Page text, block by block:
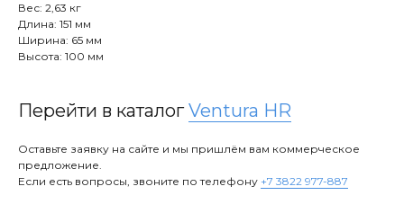
Вес: 2,63 кг
Длина: 151 мм
Ширина: 65 мм
Высота: 100 мм
Перейти в каталогVentura HR
Оставьте заявку на сайте и мы пришлём вам коммерческое
предложение.
Если есть вопросы, звоните по телефону +7 3822 977-887